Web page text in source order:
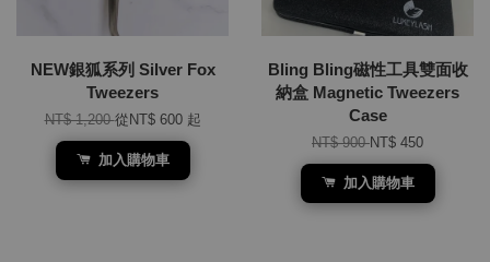
NEW銀狐系列 Silver Fox
Tweezers
NT$ 1,200從 NT$ 600 起
加入購物車
Bling Bling磁性工具雙面收
納盒 Magnetic Tweezers
Case
NT$ 900NT$ 450
加入購物車